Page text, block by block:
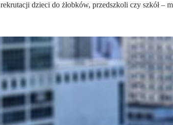
dzieci do żłobków, przedszkoli czy szkół –